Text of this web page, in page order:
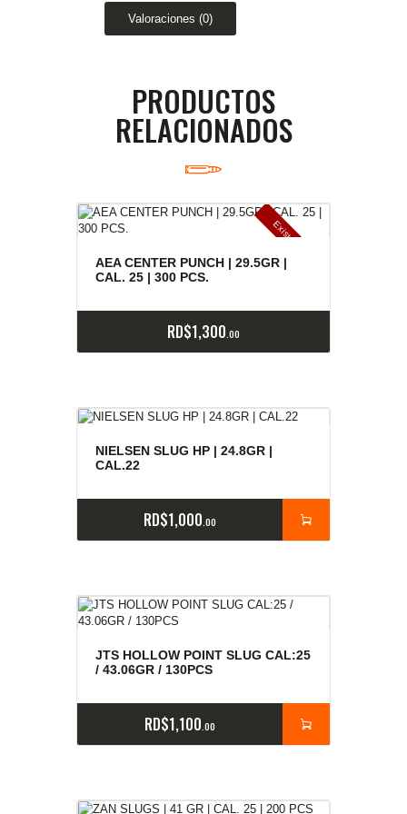
Valoraciones (0)
PRODUCTOS
RELACIONADOS
E
x
is
t
e
n
c
ia
s
a
g
o
t
a
d
a
s
AEA CENTER PUNCH | 29.5GR |
CAL. 25 | 300 PCS.
RD$1,300 00
NIELSEN SLUG HP | 24.8GR |
CAL.22
RD$1,000 00
JTS HOLLOW POINT SLUG CAL:25
/ 43.06GR / 130PCS
RD$1,100 00